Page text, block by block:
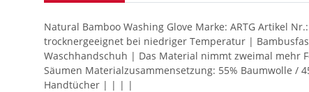
Natural Bamboo Washing Glove Marke: ARTG Artikel
trocknergeeignet bei niedriger Temperatur |
Waschhandschuh | Das Material nimmt zweimal mehr
Säumen Materialzusammensetzung: 55% Baumwolle /
Handtücher | | | |